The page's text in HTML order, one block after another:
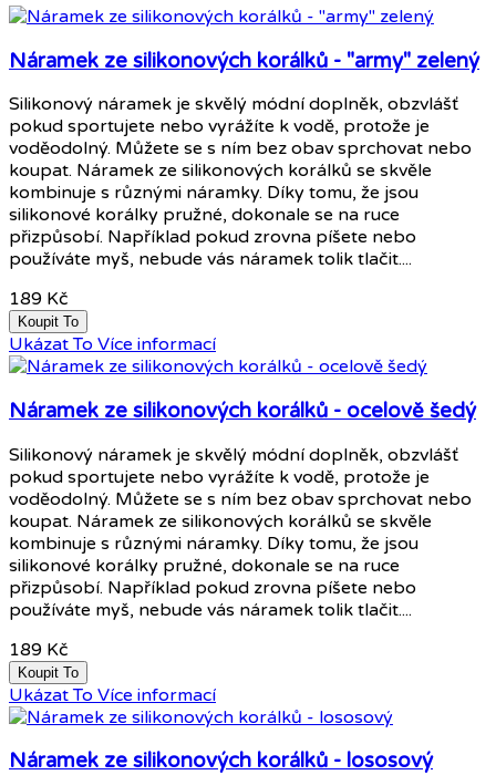
Náramek ze silikonových korálků - "army" zelený
Silikonový náramek je skvělý módní doplněk, obzvlášť
pokud sportujete nebo vyrážíte k vodě, protože je
voděodolný. Můžete se s ním bez obav sprchovat nebo
koupat. Náramek ze silikonových korálků se skvěle
kombinuje s různými náramky. Díky tomu, že jsou
silikonové korálky pružné, dokonale se na ruce
přizpůsobí. Například pokud zrovna píšete nebo
používáte myš, nebude vás náramek tolik tlačit....
189 Kč
Koupit To
Ukázat To Více informací
Náramek ze silikonových korálků - ocelově šedý
Silikonový náramek je skvělý módní doplněk, obzvlášť
pokud sportujete nebo vyrážíte k vodě, protože je
voděodolný. Můžete se s ním bez obav sprchovat nebo
koupat. Náramek ze silikonových korálků se skvěle
kombinuje s různými náramky. Díky tomu, že jsou
silikonové korálky pružné, dokonale se na ruce
přizpůsobí. Například pokud zrovna píšete nebo
používáte myš, nebude vás náramek tolik tlačit....
189 Kč
Koupit To
Ukázat To Více informací
Náramek ze silikonových korálků - lososový